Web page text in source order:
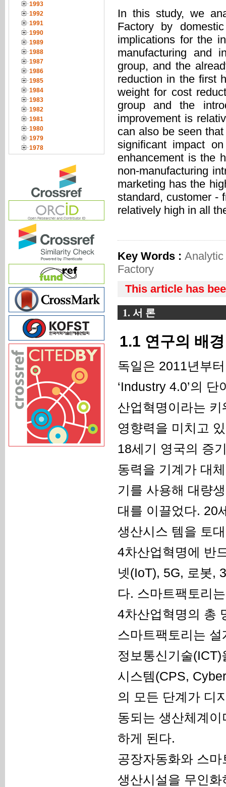
1993
1992
1991
1990
1989
1988
1987
1986
1985
1984
1983
1982
1981
1980
1979
1978
In this study, we
Factory by
implications for the
manufacturing and
group, and the
reduction in the first
weight for cost
group and the
improvement is
can also be seen
significant impact
enhancement is the
non-manufacturing
marketing has the
standard, customer -
relatively high in all
Key Words :
Factory
This article has
1. 서 론
1.1 연구의 배경
독일은 2011년부
‘Industry 4.0’의
산업혁명이라는
영향력을 미치고
18세기 영국의 증
동력을 기계가 대
기를 사용해 대량
대를 이끌었다. 20
생산시스 템을 토
4차산업혁명에 반
넷(IoT), 5G, 로봇,
다. 스마트팩토리
4차산업혁명의 총
스마트팩토리는
정보통신기술
시스템(CPS,
의 모든 단계가 디
동되는 생산체계
하게 된다.
공장자동화와 스마
생산시설을 무인